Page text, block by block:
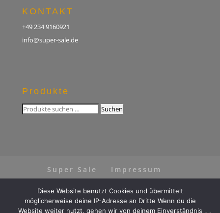
KONTAKT
+49 234 9160921
info@super-sale.de
Produkte
Suchen
nach: Suchen
Super Sale
Impressum
Datenschutz
AGB
Vertrag widerrufen
Diese Website benutzt Cookies und übermittelt
möglicherweise deine IP-Adresse an Dritte Wenn du die
Website weiter nutzt, gehen wir von deinem Einverständnis